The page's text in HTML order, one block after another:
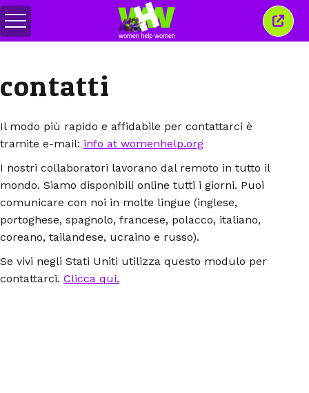
Attiva/disattiva
menu
contatti
Il modo più rapido e affidabile per contattarci è
tramite e-mail: info at womenhelp.org
I nostri collaboratori lavorano dal remoto in tutto il
mondo. Siamo disponibili online tutti i giorni. Puoi
comunicare con noi in molte lingue (inglese,
portoghese, spagnolo, francese, polacco, italiano,
coreano, tailandese, ucraino e russo).
Se vivi negli Stati Uniti utilizza questo modulo per
contattarci. Clicca qui.